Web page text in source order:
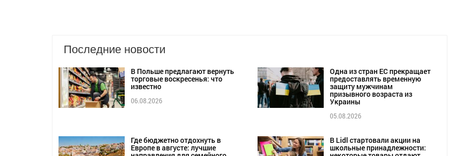
Последние новости
В Польше предлагают вернуть
торговые воскресенья: что
известно
06.08.2026
Одна из стран ЕС прекращает
предоставлять временную
защиту мужчинам
призывного возраста из
Украины
05.08.2026
Где бюджетно отдохнуть в
Европе в августе: лучшие
В Lidl стартовали акции на
школьные принадлежности: